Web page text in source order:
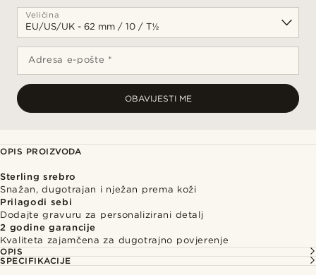
Veličina
Adresa e-pošte *
OBAVIJESTI ME
OPIS PROIZVODA
Sterling srebro
Snažan, dugotrajan i nježan prema koži
Prilagodi sebi
Dodajte gravuru za personalizirani detalj
2 godine garancije
Kvaliteta zajamčena za dugotrajno povjerenje
OPIS
SPECIFIKACIJE